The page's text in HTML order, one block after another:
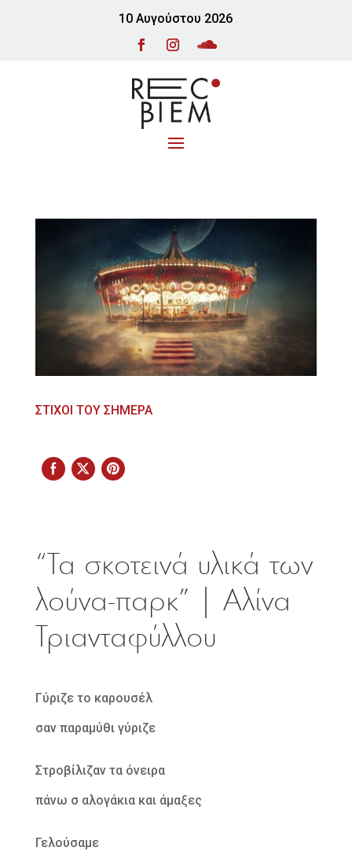
10 Αυγούστου 2026
ΣΤΙΧΟΙ ΤΟΥ ΣΗΜΕΡΑ
“Τα σκοτεινά υλικά των
λούνα-παρκ” | Αλίνα
Τριανταφύλλου
Γύριζε το καρουσέλ
σαν παραμύθι γύριζε
Στροβίλιζαν τα όνειρα
πάνω σ αλογάκια και άμαξες
Γελούσαμε